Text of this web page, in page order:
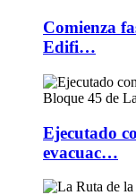
Comienza
Edifi…
Ejecutado
evacuac…